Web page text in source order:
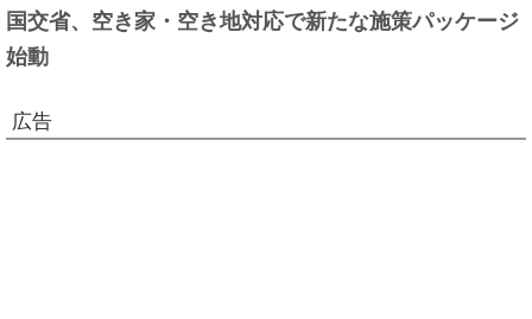
国交省、空き家・空き地対応で新たな施策パッケージ
始動
広告